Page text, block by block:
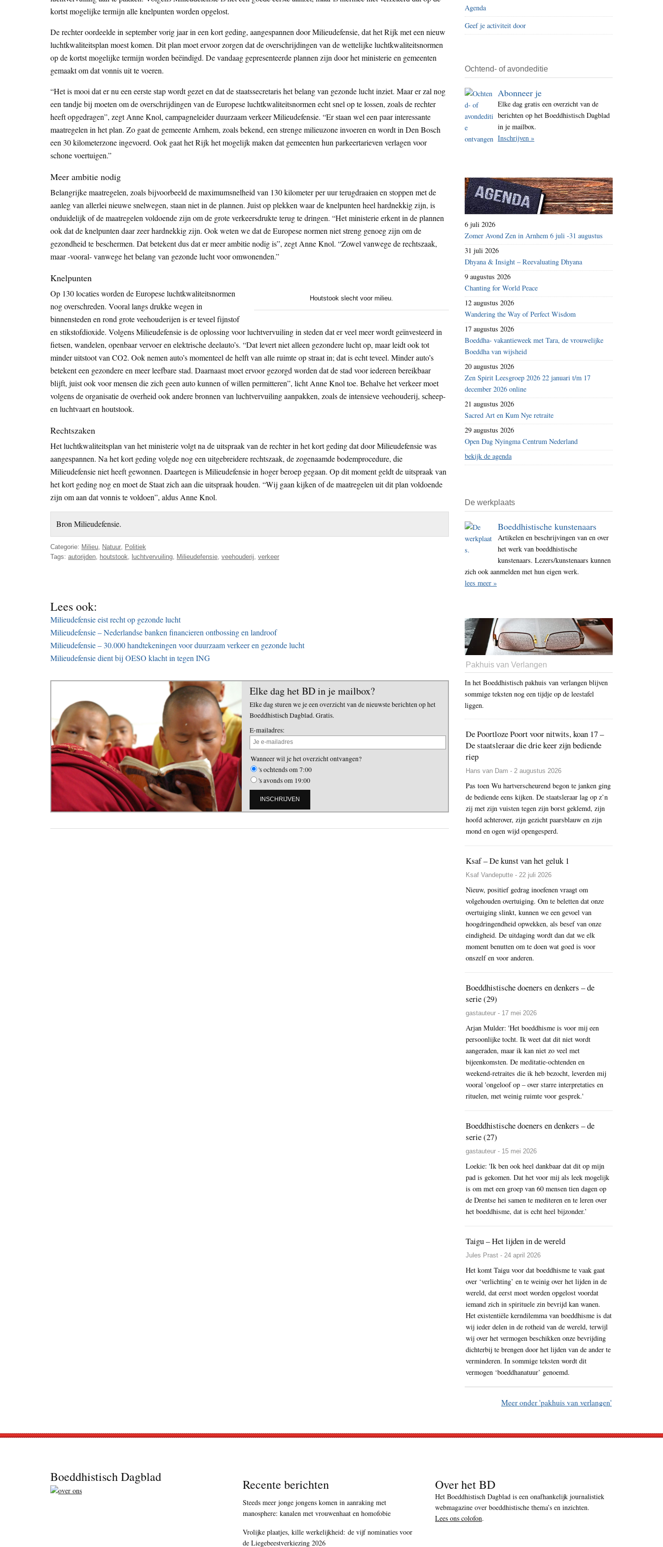
i
t
e
kortst mogelijke termijn alle knelpunten worden opgelost.
De rechter oordeelde in september vorig jaar in een kort geding, aangespannen door Milieudefensie, dat het Rijk met een nieuw
luchtkwaliteitsplan moest komen. Dit plan moet ervoor zorgen dat de overschrijdingen van de wettelijke luchtkwaliteitsnormen
op de kortst mogelijke termijn worden beëindigd. De vandaag gepresenteerde plannen zijn door het ministerie en gemeenten
gemaakt om dat vonnis uit te voeren.
“Het is mooi dat er nu een eerste stap wordt gezet en dat de staatssecretaris het belang van gezonde lucht inziet. Maar er zal nog
een tandje bij moeten om de overschrijdingen van de Europese luchtkwaliteitsnormen echt snel op te lossen, zoals de rechter
heeft opgedragen”, zegt Anne Knol, campagneleider duurzaam verkeer Milieudefensie. “Er staan wel een paar interessante
maatregelen in het plan. Zo gaat de gemeente Arnhem, zoals bekend, een strenge milieuzone invoeren en wordt in Den Bosch
een 30 kilometerzone ingevoerd. Ook gaat het Rijk het mogelijk maken dat gemeenten hun parkeertarieven verlagen voor
schone voertuigen.”
Meer ambitie nodig
Belangrijke maatregelen, zoals bijvoorbeeld de maximumsnelheid van 130 kilometer per uur terugdraaien en stoppen met de
aanleg van allerlei nieuwe snelwegen, staan niet in de plannen. Juist op plekken waar de knelpunten heel hardnekkig zijn, is
onduidelijk of de maatregelen voldoende zijn om de grote verkeersdrukte terug te dringen. “Het ministerie erkent in de plannen
ook dat de knelpunten daar zeer hardnekkig zijn. Ook weten we dat de Europese normen niet streng genoeg zijn om de
gezondheid te beschermen. Dat betekent dus dat er meer ambitie nodig is”, zegt Anne Knol. “Zowel vanwege de rechtszaak,
maar -vooral- vanwege het belang van gezonde lucht voor omwonenden.”
Knelpunten
Houtstook slecht voor milieu.
Op 130 locaties worden de Europese luchtkwaliteitsnormen
nog overschreden. Vooral langs drukke wegen in
binnensteden en rond grote veehouderijen is er teveel fijnstof
en stikstofdioxide. Volgens Milieudefensie is de oplossing voor luchtvervuiling in steden dat er veel meer wordt geïnvesteerd in
fietsen, wandelen, openbaar vervoer en elektrische deelauto’s. “Dat levert niet alleen gezondere lucht op, maar leidt ook tot
minder uitstoot van CO2. Ook nemen auto’s momenteel de helft van alle ruimte op straat in; dat is echt teveel. Minder auto’s
betekent een gezondere en meer leefbare stad. Daarnaast moet ervoor gezorgd worden dat de stad voor iedereen bereikbaar
blijft, juist ook voor mensen die zich geen auto kunnen of willen permitteren”, licht Anne Knol toe. Behalve het verkeer moet
volgens de organisatie de overheid ook andere bronnen van luchtvervuiling aanpakken, zoals de intensieve veehouderij, scheep-
en luchtvaart en houtstook.
Rechtszaken
Het luchtkwaliteitsplan van het ministerie volgt na de uitspraak van de rechter in het kort geding dat door Milieudefensie was
aangespannen. Na het kort geding volgde nog een uitgebreidere rechtszaak, de zogenaamde bodemprocedure, die
Milieudefensie niet heeft gewonnen. Daartegen is Milieudefensie in hoger beroep gegaan. Op dit moment geldt de uitspraak van
het kort geding nog en moet de Staat zich aan die uitspraak houden. “Wij gaan kijken of de maatregelen uit dit plan voldoende
zijn om aan dat vonnis te voldoen”, aldus Anne Knol.
Bron Milieudefensie.
Categorie: Milieu Natuur
Politiek
Tags: autorijden houtstook luchtvervuiling Milieudefensie veehouderij verkeer
Lees ook:
Milieudefensie eist recht op gezonde lucht
Milieudefensie – Nederlandse banken financieren ontbossing en landroof
Milieudefensie – 30.000 handtekeningen voor duurzaam verkeer en gezonde lucht
Milieudefensie dient bij OESO klacht in tegen ING
Elke dag het BD in je mailbox?
Elke dag sturen we je een overzicht van de nieuwste berichten op het
Boeddhistisch Dagblad. Gratis.
E-mailadres:
Wanneer wil je het overzicht ontvangen?
's ochtends om 7:00
's avonds om 19:00
Agenda
Geef je activiteit door
Ochtend- of avondeditie
Abonneer je
Elke dag gratis een overzicht van de
berichten op het Boeddhistisch Dagblad
in je mailbox.
Inschrijven »
6 juli 2026
Zomer Avond Zen in Arnhem 6 juli -31 augustus
31 juli 2026
Dhyana & Insight – Reevaluating Dhyana
9 augustus 2026
Chanting for World Peace
12 augustus 2026
Wandering the Way of Perfect Wisdom
17 augustus 2026
Boeddha- vakantieweek met Tara, de vrouwelijke
Boeddha van wijsheid
20 augustus 2026
Zen Spirit Leesgroep 2026 22 januari t/m 17
december 2026 online
21 augustus 2026
Sacred Art en Kum Nye retraite
29 augustus 2026
Open Dag Nyingma Centrum Nederland
bekijk de agenda
De werkplaats
Boeddhistische kunstenaars
Artikelen en beschrijvingen van en over
het werk van boeddhistische
kunstenaars. Lezers/kunstenaars kunnen
zich ook aanmelden met hun eigen werk.
lees meer »
Pakhuis van Verlangen
In het Boeddhistisch pakhuis van verlangen blijven
sommige teksten nog een tijdje op de leestafel
liggen.
De Poortloze Poort voor nitwits, koan 17 –
De staatsleraar die drie keer zijn bediende
riep
Hans van Dam - 2 augustus 2026
Pas toen Wu hartverscheurend begon te janken ging
de bediende eens kijken. De staatsleraar lag op z’n
zij met zijn vuisten tegen zijn borst geklemd, zijn
hoofd achterover, zijn gezicht paarsblauw en zijn
mond en ogen wijd opengesperd.
Ksaf – De kunst van het geluk 1
Ksaf Vandeputte - 22 juli 2026
Nieuw, positief gedrag inoefenen vraagt om
volgehouden overtuiging. Om te beletten dat onze
overtuiging slinkt, kunnen we een gevoel van
hoogdringendheid opwekken, als besef van onze
eindigheid. De uitdaging wordt dan dat we elk
moment benutten om te doen wat goed is voor
onszelf en voor anderen.
Boeddhistische doeners en denkers – de
serie (29)
gastauteur - 17 mei 2026
Arjan Mulder: 'Het boeddhisme is voor mij een
persoonlijke tocht. Ik weet dat dit niet wordt
aangeraden, maar ik kan niet zo veel met
bijeenkomsten. De meditatie-ochtenden en
weekend-retraites die ik heb bezocht, leverden mij
vooral 'ongeloof op – over starre interpretaties en
rituelen, met weinig ruimte voor gesprek.'
Boeddhistische doeners en denkers – de
serie (27)
gastauteur - 15 mei 2026
Loekie: 'Ik ben ook heel dankbaar dat dit op mijn
pad is gekomen. Dat het voor mij als leek mogelijk
is om met een groep van 60 mensen tien dagen op
de Drentse hei samen te mediteren en te leren over
het boeddhisme, dat is echt heel bijzonder.’
Taigu – Het lijden in de wereld
Jules Prast - 24 april 2026
Het komt Taigu voor dat boeddhisme te vaak gaat
over ‘verlichting’ en te weinig over het lijden in de
wereld, dat eerst moet worden opgelost voordat
iemand zich in spirituele zin bevrijd kan wanen.
Het existentiële kerndilemma van boeddhisme is dat
wij ieder delen in de rotheid van de wereld, terwijl
wij over het vermogen beschikken onze bevrijding
dichterbij te brengen door het lijden van de ander te
verminderen. In sommige teksten wordt dit
vermogen ‘boeddhanatuur’ genoemd.
Meer onder 'pakhuis van verlangen'
Boeddhistisch Dagblad Recente berichten
Steeds meer jonge jongens komen in aanraking met
manosphere: kanalen met vrouwenhaat en homofobie
Vrolijke plaatjes, kille werkelijkheid: de vijf nominaties voor
de Liegebeestverkiezing 2026
Over het BD
Het Boeddhistisch Dagblad is een onafhankelijk journalistiek
webmagazine over boeddhistische thema’s en inzichten.
Lees ons colofon.